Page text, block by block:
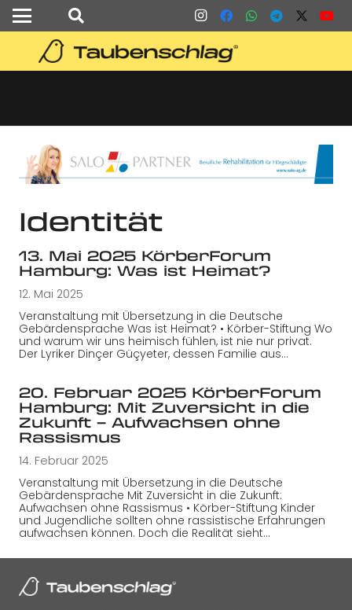
Identität
13. Mai 2025 KörberForum
Hamburg: Was ist Heimat?
12. Mai 2025
Veranstaltung mit Übersetzung in die Deutsche
Gebärdensprache Was ist Heimat? • Körber-Stiftung Wo
und warum wir uns heimisch fühlen, ist nie nur privat.
Der Lyriker Dinçer Güçyeter, dessen Familie aus…
20. Februar 2025 KörberForum
Hamburg: Mit Zuversicht in die
Zukunft – Aufwachsen ohne
Rassismus
14. Februar 2025
Veranstaltung mit Übersetzung in die Deutsche
Gebärdensprache Mit Zuversicht in die Zukunft:
Aufwachsen ohne Rassismus • Körber-Stiftung Kinder
und Jugendliche sollten ohne rassistische Erfahrungen
aufwachsen können. Doch die Realität sieht…